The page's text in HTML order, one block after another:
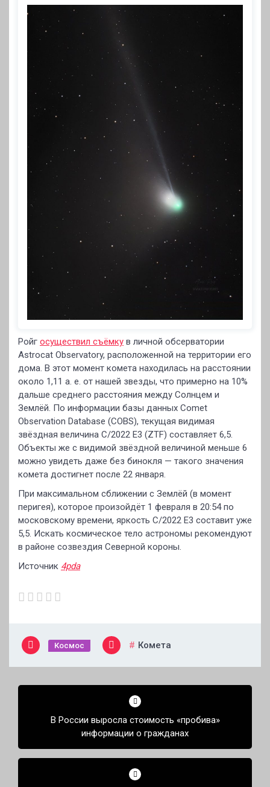
Ройг осуществил съёмку в личной обсерватории
Astrocat Observatory, расположенной на территории его
дома. В этот момент комета находилась на расстоянии
около 1,11 а. е. от нашей звезды, что примерно на 10%
дальше среднего расстояния между Солнцем и
Землёй. По информации базы данных Comet
Observation Database (COBS), текущая видимая
звёздная величина C/2022 E3 (ZTF) составляет 6,5.
Объекты же с видимой звёздной величиной меньше 6
можно увидеть даже без бинокля — такого значения
комета достигнет после 22 января.
При максимальном сближении с Землёй (в момент
перигея), которое произойдёт 1 февраля в 20:54 по
московскому времени, яркость C/2022 E3 составит уже
5,5. Искать космическое тело астрономы рекомендуют
в районе созвездия Северной короны.
Источник 4pda
Космос Комета
Навигация
записямВ России выросла стоимость «пробива»
информации о гражданах